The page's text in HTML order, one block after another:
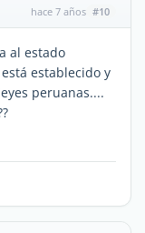
hace 7 años #10
al estado
establecido y
peruanas....